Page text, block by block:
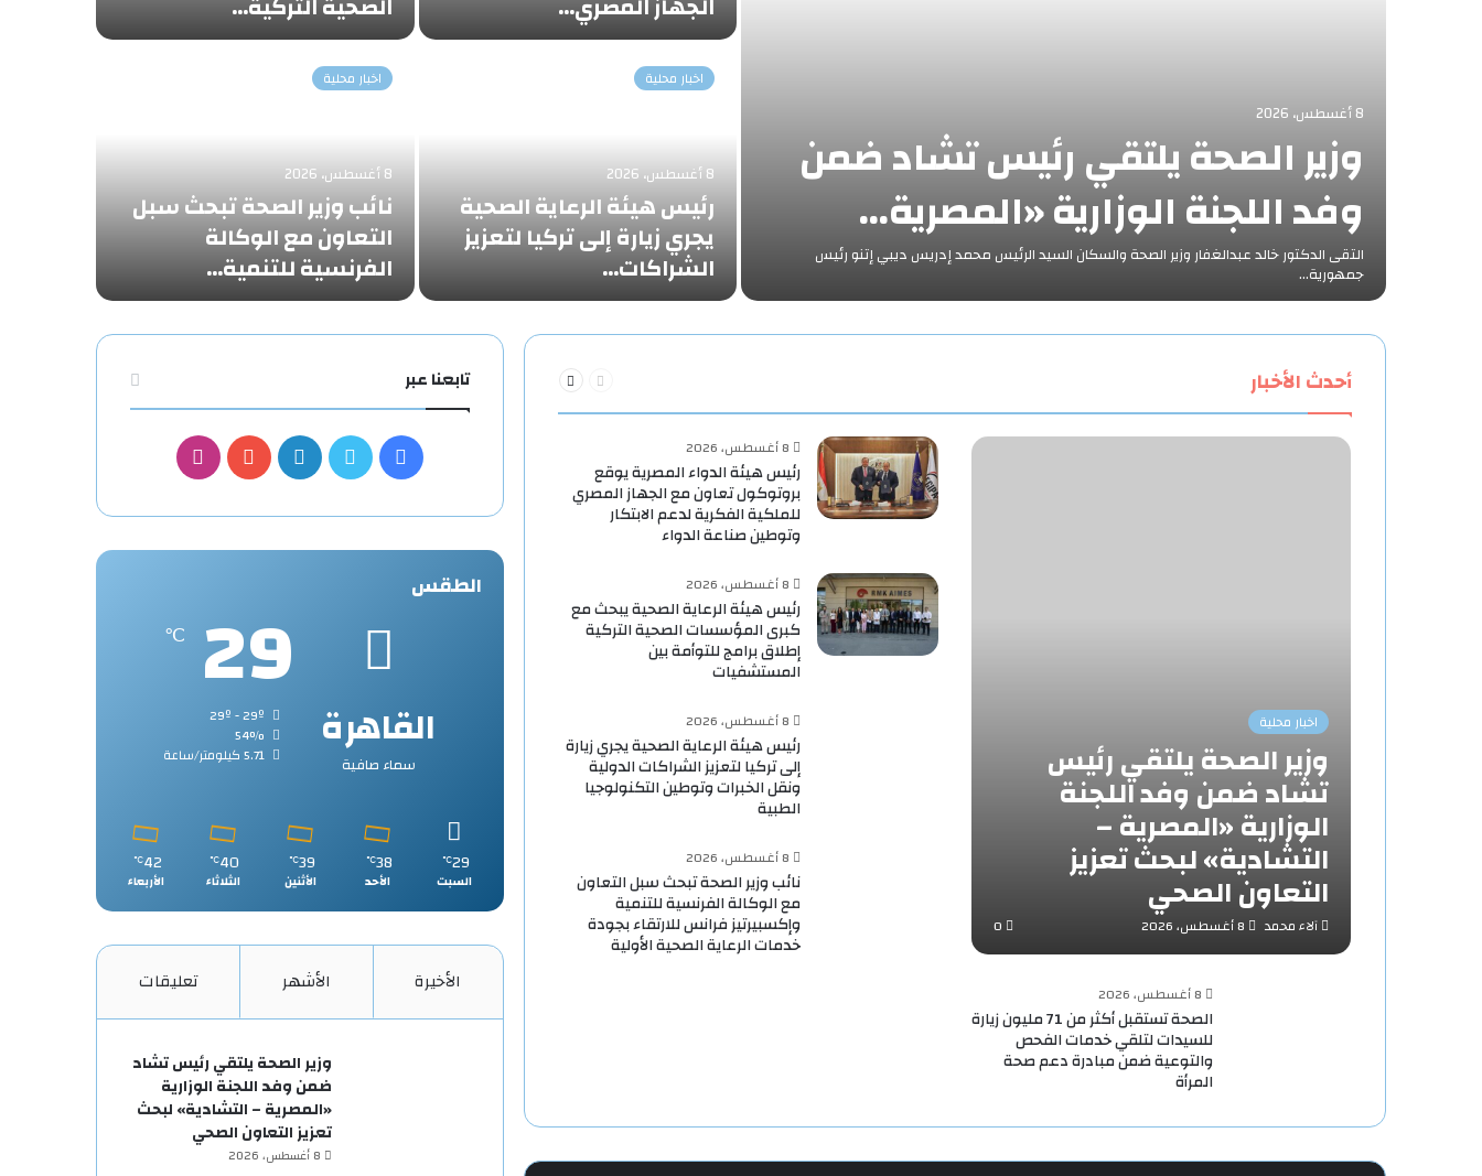
8 أغسطس، 2026
وزير الصحة يلتقي رئيس تشاد ضمن
وفد اللجنة الوزارية «المصرية…
التقى الدكتور خالد عبدالغفار وزير الصحة والسكان السيد الرئيس محمد إدريس ديبي إتنو رئيس
جمهورية…
اخبار محلية
8 أغسطس، 2026
رئيس هيئة الرعاية الصحية
يجري زيارة إلى تركيا لتعزيز
الشراكات…
اخبار محلية
8 أغسطس، 2026
نائب وزير الصحة تبحث سبل
التعاون مع الوكالة
الفرنسية للتنمية…
أحدث الأخبار
الصفحة
اخبار محلية
وزير الصحة يلتقي رئيس
تشاد ضمن وفد اللجنة
الوزارية «المصرية –
التشادية» لبحث تعزيز
التعاون الصحي
آلاء محمد 8 أغسطس، 2026 0
8 أغسطس، 2026
رئيس هيئة الدواء المصرية يوقع
بروتوكول تعاون مع الجهاز المصري
للملكية الفكرية لدعم الابتكار
وتوطين صناعة الدواء
8 أغسطس، 2026
رئيس هيئة الرعاية الصحية يبحث مع
كبرى المؤسسات الصحية التركية
إطلاق برامج للتوأمة بين
المستشفيات
8 أغسطس، 2026
رئيس هيئة الرعاية الصحية يجري زيارة
إلى تركيا لتعزيز الشراكات الدولية
ونقل الخبرات وتوطين التكنولوجيا
الطبية
8 أغسطس، 2026
نائب وزير الصحة تبحث سبل التعاون
مع الوكالة الفرنسية للتنمية
وإكسبيرتيز فرانس للارتقاء بجودة
خدمات الرعاية الصحية الأولية
8 أغسطس، 2026
الصحة تستقبل أكثر من 71 مليون زيارة
للسيدات لتلقي خدمات الفحص
والتوعية ضمن مبادرة دعم صحة
المرأة
تابعنا عبر
فيسبوك
تويتر لينكدإنيوتيوبانستقرام
الطقس
القاهرة
سماء صافية
29
℃
54%
5.71 كيلومتر/ساعة
29
℃
السبت
38
℃
الأحد
39
℃
الأثنين
40
℃
الثلاثاء
42
℃
الأربعاء
الأخيرة الأشهر تعليقات
وزير الصحة يلتقي رئيس تشاد
ضمن وفد اللجنة الوزارية
«المصرية – التشادية» لبحث
تعزيز التعاون الصحي
8 أغسطس، 2026